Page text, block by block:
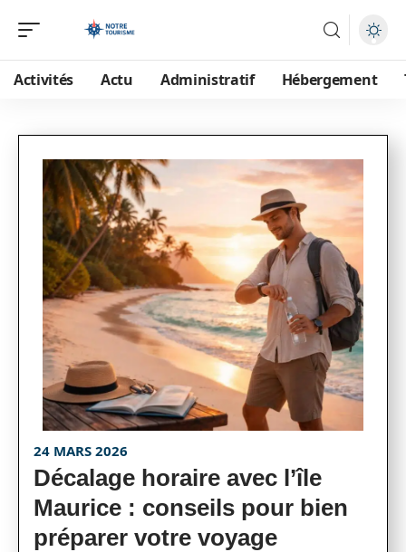
Activités Actu Administratif Hébergement
24 MARS 2026
Décalage horaire avec l’île
Maurice : conseils pour bien
préparer votre voyage